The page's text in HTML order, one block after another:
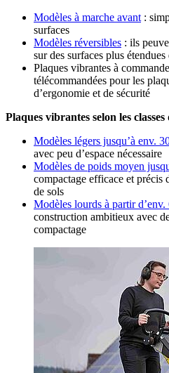
Modèles à marche avant :
surfaces
Modèles réversibles : ils
sur des surfaces plus
Plaques vibrantes à
télécommandées pour les
d’ergonomie et de sécurité
Plaques vibrantes selon les classes
Modèles légers jusqu’à env.
avec peu d’espace nécessaire
Modèles de poids moyen
compactage efficace et précis
de sols
Modèles lourds à partir
construction ambitieux avec
compactage